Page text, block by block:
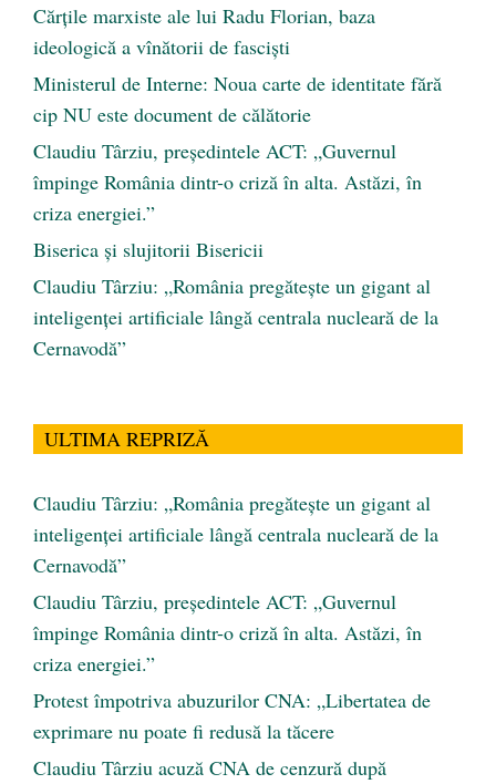
Cărţile marxiste ale lui Radu Florian, baza
ideologică a vînătorii de fascişti
Ministerul de Interne: Noua carte de identitate fără
cip NU este document de călătorie
Claudiu Târziu, președintele ACT: „Guvernul
împinge România dintr-o criză în alta. Astăzi, în
criza energiei.”
Biserica și slujitorii Bisericii
Claudiu Târziu: „România pregătește un gigant al
inteligenței artificiale lângă centrala nucleară de la
Cernavodă”
ULTIMA REPRIZĂ
Claudiu Târziu: „România pregătește un gigant al
inteligenței artificiale lângă centrala nucleară de la
Cernavodă”
Claudiu Târziu, președintele ACT: „Guvernul
împinge România dintr-o criză în alta. Astăzi, în
criza energiei.”
Protest împotriva abuzurilor CNA: „Libertatea de
exprimare nu poate fi redusă la tăcere
Claudiu Târziu acuză CNA de cenzură după